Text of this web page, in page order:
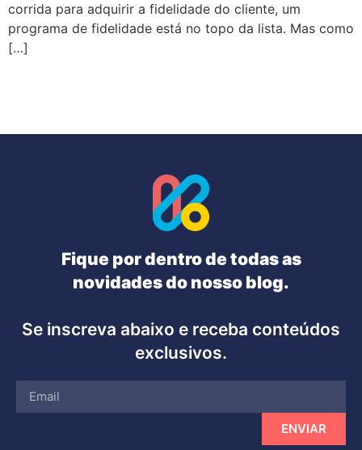
corrida para adquirir a fidelidade do cliente, um
programa de fidelidade está no topo da lista. Mas como
[…]
Fique por dentro de todas as
novidades do nosso blog.
Se inscreva abaixo e receba conteúdos
exclusivos.
ENVIAR